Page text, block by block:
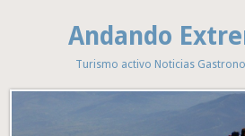
Andando
Turismo activo Noticias